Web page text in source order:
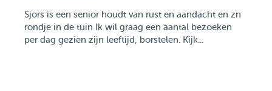
Sjors is een senior houdt van rust en aandacht en zn
rondje in de tuin Ik wil graag een aantal bezoeken
per dag gezien zijn leeftijd, borstelen. Kijk...